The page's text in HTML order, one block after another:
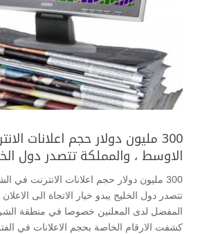
300 مليون دولار حجم اعلانات
الاوسط ، والمملكة تتصدر دول
300 مليون دولار حجم اعلانات الانترنت في
تتصدر دول الخليج يبدو خيار الاتجاة الى
المفضل لدى المعلنين خصوصا في منطقة
كشفت الارقام الخاصة بحجم الاعلانات في